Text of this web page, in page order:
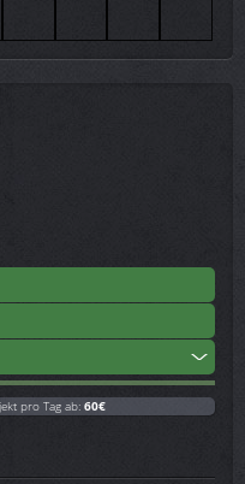
pro Tag ab: 60€